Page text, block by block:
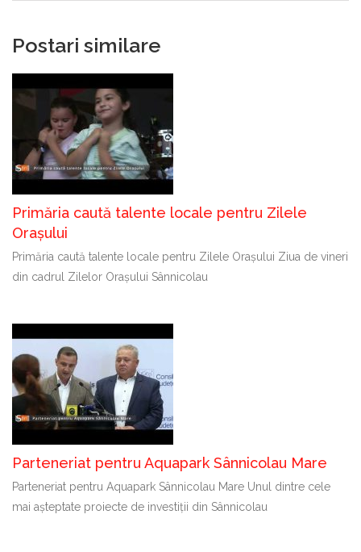
Postari similare
Primăria caută talente locale pentru Zilele
Orașului
Primăria caută talente locale pentru Zilele Orașului Ziua de vineri
din cadrul Zilelor Orașului Sânnicolau
Parteneriat pentru Aquapark Sânnicolau Mare
Parteneriat pentru Aquapark Sânnicolau Mare Unul dintre cele
mai așteptate proiecte de investiții din Sânnicolau